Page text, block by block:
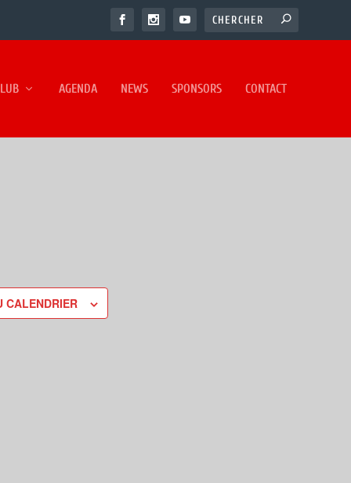
AGENDA NEWS SPONSORS CONTACT
CALENDRIER